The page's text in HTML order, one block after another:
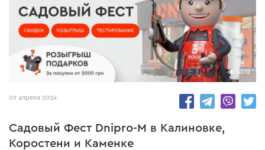
5012
09 апреля 2024
Садовый Фест Dnipro-M в Калиновке,
Коростени и Каменке